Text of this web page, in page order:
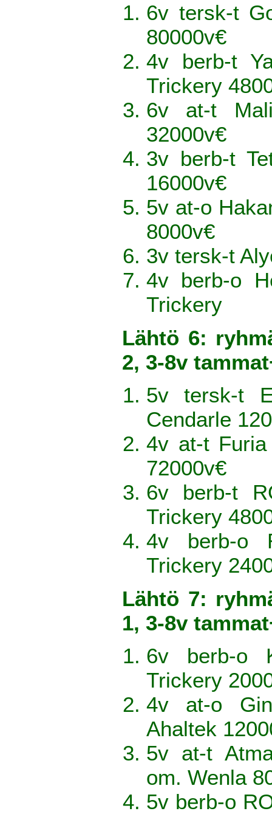
6v tersk-t
80000v€
4v berb-t
Trickery
6v at-t
32000v€
3v berb-t
16000v€
5v at-o
8000v€
3v tersk-t
4v berb-o
Trickery
Lähtö 6:
2, 3-8v
5v tersk-t
Cendarle
4v at-t
72000v€
6v berb-t
Trickery
4v berb-o
Trickery
Lähtö 7:
1, 3-8v
6v berb-o
Trickery
4v at-o
Ahaltek
5v at-t
om. Wenla
5v berb-o